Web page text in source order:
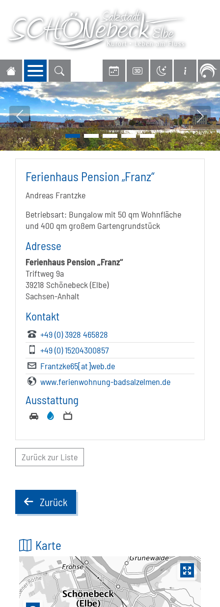
Navigation öffnen
Vorheriges Bild
Ferienhaus Pension „Franz“
Andreas Frantzke
Betriebsart: Bungalow mit 50 qm Wohnfläche
und 400 qm großem Gartengrundstück
Adresse
Ferienhaus Pension „Franz“
Triftweg 9a
39218 Schönebeck (Elbe)
Sachsen-Anhalt
Kontakt
+49 (0) 3928 465828
+49 (0) 15204300857
Frantzke65[at]web.de
www.ferienwohnung-badsalzelmen.de
Ausstattung
Zurück zur Liste
backZurück
Karte